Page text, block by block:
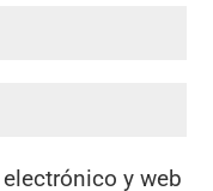
y web